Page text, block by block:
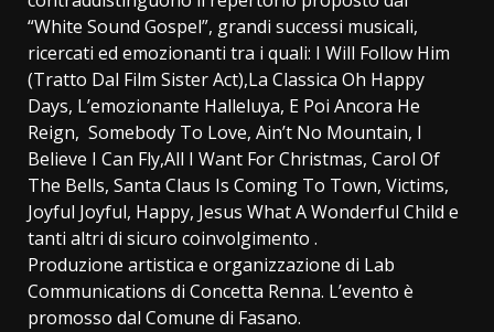
“White Sound Gospel”, grandi successi musicali,
ricercati ed emozionanti tra i quali: I Will Follow Him
(Tratto Dal Film Sister Act),La Classica Oh Happy
Days, L’emozionante Halleluya, E Poi Ancora He
Reign, Somebody To Love, Ain’t No Mountain, I
Believe I Can Fly,All I Want For Christmas, Carol Of
The Bells, Santa Claus Is Coming To Town, Victims,
Joyful Joyful, Happy, Jesus What A Wonderful Child e
tanti altri di sicuro coinvolgimento .
Produzione artistica e organizzazione di Lab
Communications di Concetta Renna. L’evento è
promosso dal Comune di Fasano.